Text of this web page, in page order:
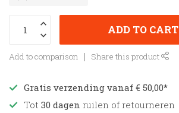
ADD TO CART
Add to comparison Share this product
Gratis verzending vanaf € 50,00*
Tot 30 dagen ruilen of retourneren